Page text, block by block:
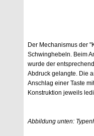
Der Mechanismus der
Schwinghebeln. Beim
wurde der
Abdruck gelangte. Die
Anschlag einer Taste
Konstruktion jeweils
Abbildung unten: